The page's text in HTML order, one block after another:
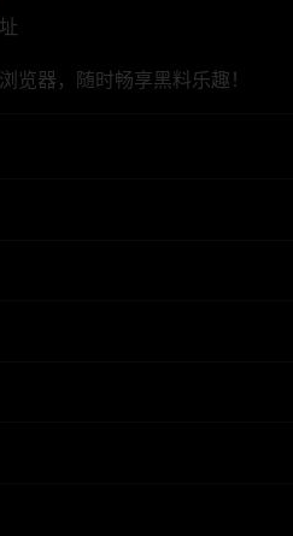
览器，随时畅享黑料乐趣！